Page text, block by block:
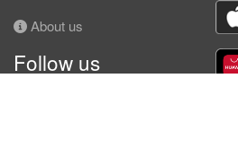
About us
Follow us